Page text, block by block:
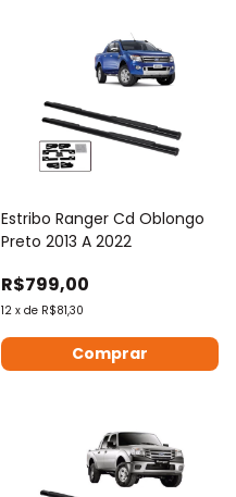
Estribo Ranger Cd Oblongo
Preto 2013 A 2022
R$799,00
12 x de R$81,30